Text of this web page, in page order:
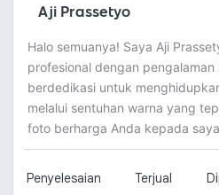
Aji Prassetyo
Halo semuanya! Saya Aji
profesional dengan
berdedikasi untuk
melalui sentuhan warna yang
foto berharga Anda kepada saya
Penyelesaian Terjual